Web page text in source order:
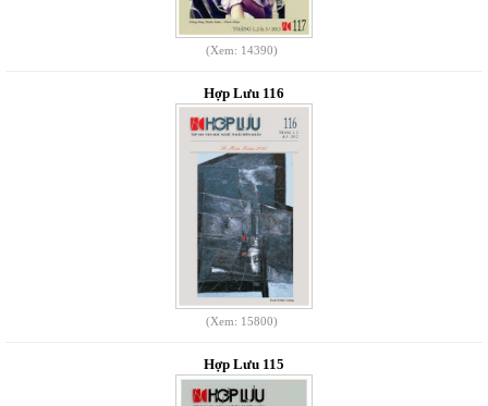
(Xem: 14390)
Hợp Lưu 116
(Xem: 15800)
Hợp Lưu 115